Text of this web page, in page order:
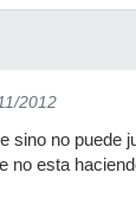
2012
sino no puede
no esta